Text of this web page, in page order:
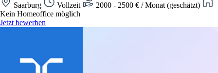
Saarburg Vollzeit
2000 - 2500 € / Monat (geschätzt)
Kein Homeoffice möglich
Jetzt bewerben